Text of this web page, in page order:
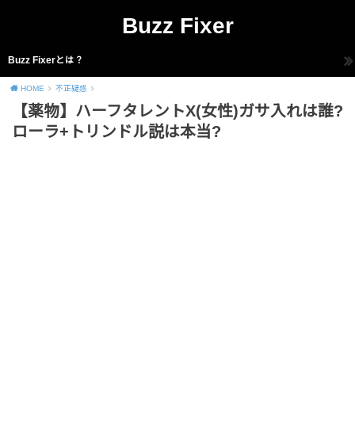
Buzz Fixer
Buzz Fixerとは？
HOME 不正疑惑
【薬物】ハーフタレントX(女性)ガサ入れは誰?
ローラ+トリンドル説は本当?